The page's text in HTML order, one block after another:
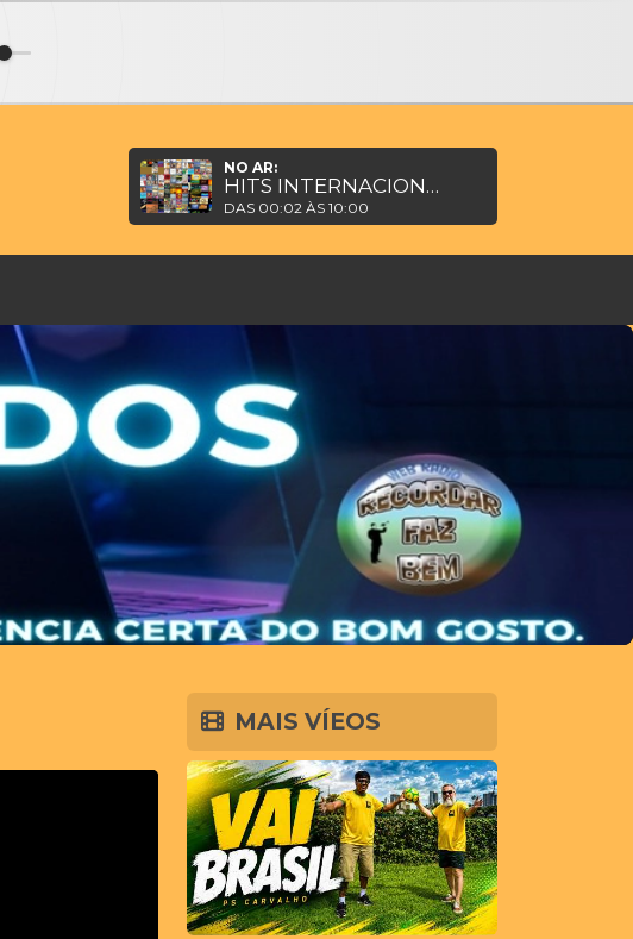
NO AR:
HITS INTERNACIONAIS DE TELE NOVELAS BRASILEIRAS
DAS 00:02 ÀS 10:00
MAIS VÍEOS